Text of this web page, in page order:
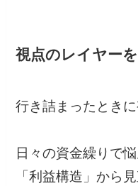
視点のレイヤー
行き詰まったとき
日々の資金繰りで
「利益構造」から